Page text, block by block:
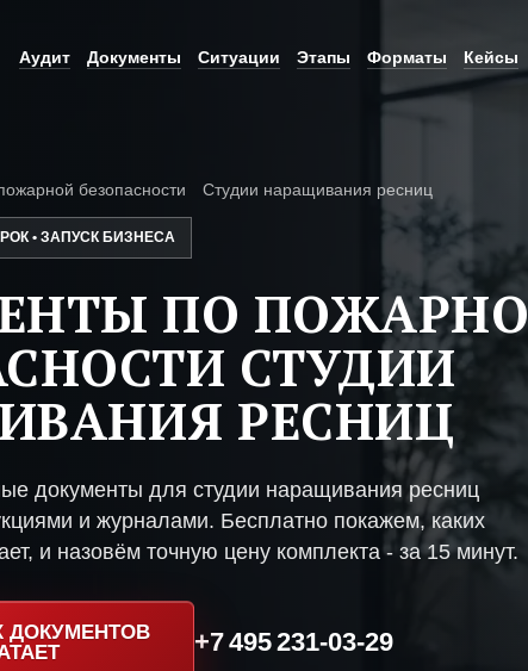
Аудит Документы Ситуации Этапы Форматы Кейсы
безопасности Студии наращивания ресниц
• ЗАПУСК БИЗНЕСА
ПО
СТУДИИ
РЕСНИЦ
документы для студии наращивания ресниц
и журналами. Бесплатно покажем, каких
и назовём точную цену комплекта - за 15 минут.
ДОКУМЕНТОВ
+7 495 231-03-29